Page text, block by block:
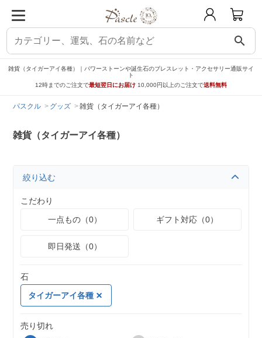
search
雑貨（タイガーアイ各種）｜パワーストーンや誕生石のブレスレット・アクセサリー通販サイ
ト
12時までのご注文で最短翌日にお届け 10,000円以上のご注文で送料無料
パスクル グッズ 雑貨（タイガーアイ各種）
雑貨（タイガーアイ各種）
絞り込む
こだわり
一点もの（0）
ギフト対応（0）
即日発送（0）
石
タイガーアイ各種
売り切れ